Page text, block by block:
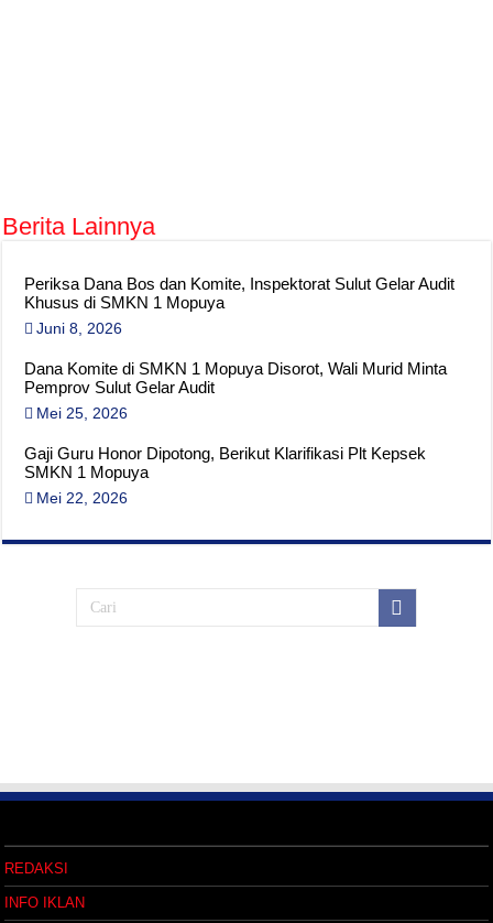
Berita Lainnya
Periksa Dana Bos dan Komite, Inspektorat Sulut Gelar Audit
Khusus di SMKN 1 Mopuya
Juni 8, 2026
Dana Komite di SMKN 1 Mopuya Disorot, Wali Murid Minta
Pemprov Sulut Gelar Audit
Mei 25, 2026
Gaji Guru Honor Dipotong, Berikut Klarifikasi Plt Kepsek
SMKN 1 Mopuya
Mei 22, 2026
REDAKSI
INFO IKLAN